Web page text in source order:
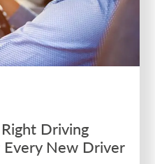
Driving
New Driver